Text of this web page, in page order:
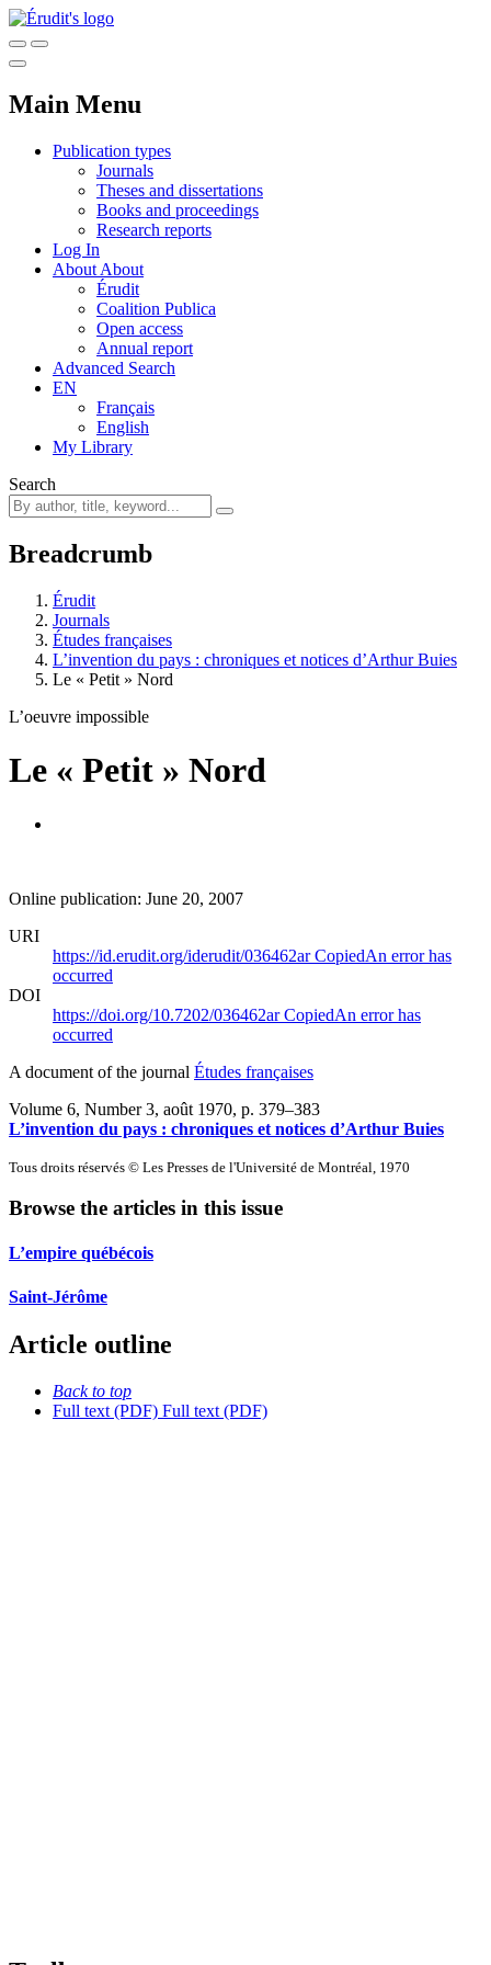
Main Menu
Publication types
Journals
Theses and dissertations
Books and proceedings
Research reports
Log In
About About
Érudit
Coalition Publica
Open access
Annual report
Advanced Search
EN
Français
English
My Library
Search
Breadcrumb
Érudit
Journals
Études françaises
L’invention du pays : chroniques et notices d’Arthur Buies
Le « Petit » Nord
L’oeuvre impossible
Le « Petit » Nord
Online publication: June 20, 2007
URI
https://id.erudit.org/iderudit/036462arCopiedAn error has
occurred
DOI
https://doi.org/10.7202/036462arCopiedAn error has
occurred
A document of the journal Études françaises
Volume 6, Number 3, août 1970, p. 379–383
L’invention du pays : chroniques et notices d’Arthur Buies
Tous droits réservés © Les Presses de l'Université de Montréal, 1970
Browse the articles in this issue
L’empire québécois
Saint-Jérôme
Article outline
Back to top
Full text (PDF) Full text (PDF)